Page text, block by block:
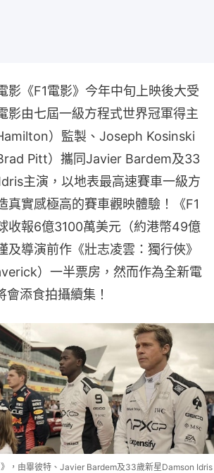
影《F1電影》今年中旬上映後大受
影由七屆一級方程式世界冠軍得主
）監製、Joseph Kosinski
Pitt）攜同Javier Bardem及33
主演，以地表最高速賽車一級方
真實感極高的賽車觀映體驗！《F1
收報6億3100萬美元（約港幣49億
及導演前作《壯志凌雲：獨行俠》
）一半票房，然而作為全新電
會添食拍攝續集！
，由畢彼特、Javier Bardem及33歲新星Damson Idris